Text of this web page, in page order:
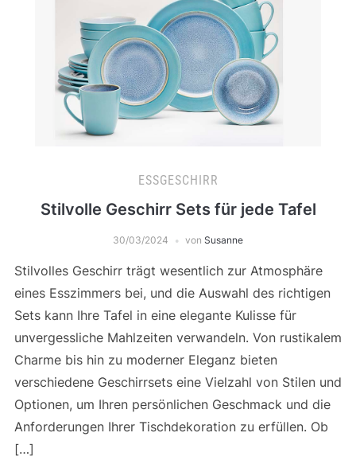
ESSGESCHIRR
Stilvolle Geschirr Sets für jede Tafel
30/03/2024 von Susanne
Stilvolles Geschirr trägt wesentlich zur Atmosphäre
eines Esszimmers bei, und die Auswahl des richtigen
Sets kann Ihre Tafel in eine elegante Kulisse für
unvergessliche Mahlzeiten verwandeln. Von rustikalem
Charme bis hin zu moderner Eleganz bieten
verschiedene Geschirrsets eine Vielzahl von Stilen und
Optionen, um Ihren persönlichen Geschmack und die
Anforderungen Ihrer Tischdekoration zu erfüllen. Ob
[…]